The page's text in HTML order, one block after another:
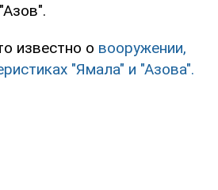
известно о вооружении,
"Ямала" и "Азова".